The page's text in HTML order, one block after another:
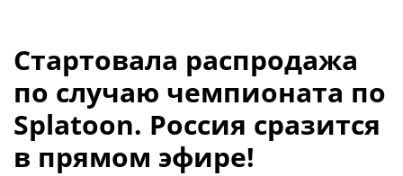
Стартовала распродажа
по случаю чемпионата по
Splatoon. Россия сразится
в прямом эфире!